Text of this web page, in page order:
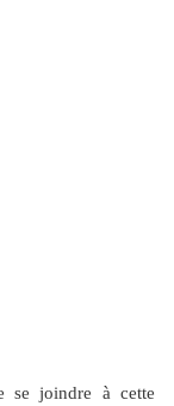
se joindre à cette